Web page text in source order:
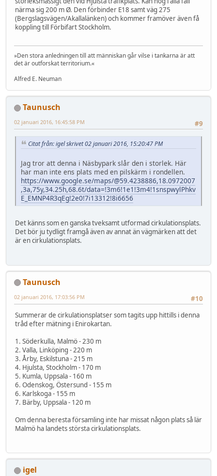
närma sig 200 m Ø. Den förbinder E18 samt väg 275
(Bergslagsvägen/Akallalänken) och kommer framöver även få
koppling till Förbifart Stockholm.
»Den stora anledningen till att människan går vilse i tankarna är att
det är outforskat territorium.«
Alfred E. Neuman
Taunusch
#9
02 januari 2016, 16:45:58 PM
Citat från: igel skrivet 02 januari 2016, 15:20:47 PM
Jag tror att denna i Näsbypark slår den i storlek. Här
har man inte ens plats med en pilskärm i rondellen.
https://www.google.se/maps/@59.4238886,18.0972007
,3a,75y,34.25h,68.6t/data=!3m6!1e1!3m4!1snspwylPhkv
E_EMNP4R3qEg!2e0!7i13312!8i6656
Det känns som en ganska tveksamt utformad cirkulationsplats.
Det bör ju tydligt framgå även av annat än vägmärken att det
är en cirkulationsplats.
Taunusch
#10
02 januari 2016, 17:03:56 PM
Summerar de cirkulationsplatser som tagits upp hittills i denna
tråd efter mätning i Enirokartan.
1. Söderkulla, Malmö - 230 m
2. Valla, Linköping - 220 m
3. Årby, Eskilstuna - 215 m
4. Hjulsta, Stockholm - 170 m
5. Kumla, Uppsala - 160 m
6. Odenskog, Östersund - 155 m
6. Karlskoga - 155 m
7. Bärby, Uppsala - 120 m
Om denna beresta församling inte har missat någon plats så lär
Malmö ha landets största cirkulationsplats.
igel